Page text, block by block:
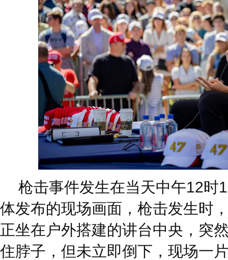
枪击事件发生在当天中午12时
体发布的现场画面，枪击发生时
正坐在户外搭建的讲台中央，突
住脖子，但未立即倒下，现场一